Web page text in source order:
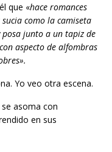
que «hace romances
como la camiseta
posa junto a un tapiz de
aspecto de alfombras
Yo veo otra escena.
asoma con
en sus